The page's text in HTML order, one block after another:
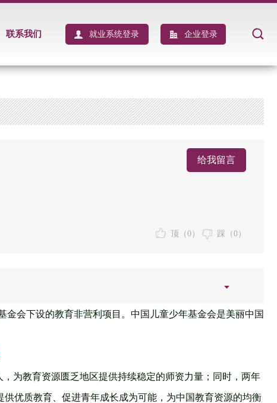
联系我们 就业系统登录 企业登录
给我留言
顶（0） 踩（0）
金会下设的教育非营利项目。中国儿童少年基金会是美丽中国
为教育资源匮乏地区提供持续稳定的师资力量；同时，两年
优质教育、促进青年成长成为可能，为中国教育资源的均衡